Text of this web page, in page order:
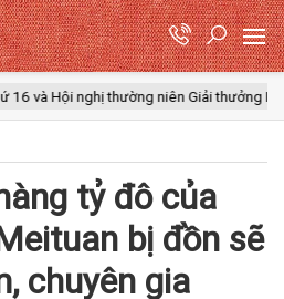
nghị thường niên Giải thưởng Rồng Quốc
tỷ đô của
bị đồn sẽ
chuyên gia